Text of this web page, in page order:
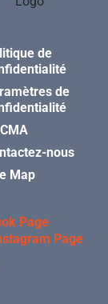
de
de
nous
Map